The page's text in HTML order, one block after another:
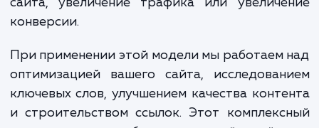
рынка и текущего состояния сайта. Мы всегда стремимся
полной прозрачности в вопросах ценообразования и
ЗАКАЗАТЬ УСЛУГИ